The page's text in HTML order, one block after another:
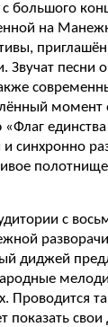
большого
на
песни
момент
синхронно
с
диджей
Проводится
показать